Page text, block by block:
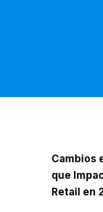
Cambios
que
Retail en